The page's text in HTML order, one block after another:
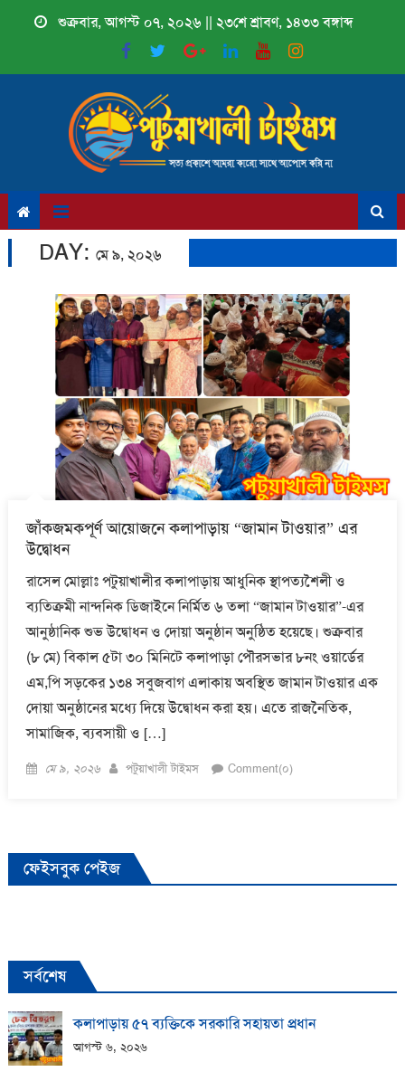
শুক্রবার, আগস্ট ০৭, ২০২৬ || ২৩শে শ্রাবণ, ১৪৩৩ বঙ্গাব্দ
DAY: মে ৯, ২০২৬
জাঁকজমকপূর্ণ আয়োজনে কলাপাড়ায় “জামান টাওয়ার” এর
উদ্বোধন
রাসেল মোল্লাঃ পটুয়াখালীর কলাপাড়ায় আধুনিক স্থাপত্যশৈলী ও
ব্যতিক্রমী নান্দনিক ডিজাইনে নির্মিত ৬ তলা “জামান টাওয়ার”-এর
আনুষ্ঠানিক শুভ উদ্বোধন ও দোয়া অনুষ্ঠান অনুষ্ঠিত হয়েছে। শুক্রবার
(৮ মে) বিকাল ৫টা ৩০ মিনিটে কলাপাড়া পৌরসভার ৮নং ওয়ার্ডের
এম,পি সড়কের ১৩৪ সবুজবাগ এলাকায় অবস্থিত জামান টাওয়ার এক
দোয়া অনুষ্ঠানের মধ্যে দিয়ে উদ্বোধন করা হয়। এতে রাজনৈতিক,
সামাজিক, ব্যবসায়ী ও […]
Posted
মে ৯, ২০২৬ Author
পটুয়াখালী টাইমস Comment(০)
ফেইসবুক পেইজ
সর্বশেষ
কলাপাড়ায় ​৫৭ ব্যক্তিকে সরকারি সহায়তা প্রধান
আগস্ট ৬, ২০২৬